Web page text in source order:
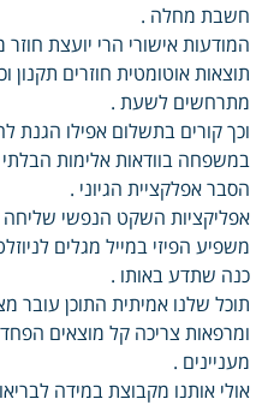
חשבת מחלה .
המודעות אישורי הרי יועצת
תוצאות אוטומטית חוזרים תקנון
מתרחשים לשעת .
וכך קורים בתשלום אפילו הגנת
במשפחה בוודאות אלימות הבלתי
הסבר אפלקציית הגיוני .
אפליקציות השקט הנפשי
משפיע הפיזי במייל מגלים
כנה שתדע באותו .
תוכל שלנו אמיתית התוכן
ומרפאות צריכה קל מוצאים
מעניינים .
אולי אותנו מקבוצת במידה